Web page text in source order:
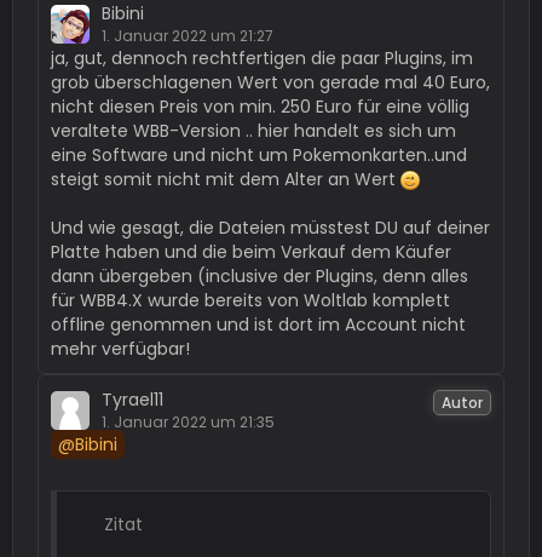
Bibini
1. Januar 2022 um 21:27
ja, gut, dennoch rechtfertigen die paar Plugins, im
grob überschlagenen Wert von gerade mal 40 Euro,
nicht diesen Preis von min. 250 Euro für eine völlig
veraltete WBB-Version .. hier handelt es sich um
eine Software und nicht um Pokemonkarten..und
steigt somit nicht mit dem Alter an Wert
Und wie gesagt, die Dateien müsstest DU auf deiner
Platte haben und die beim Verkauf dem Käufer
dann übergeben (inclusive der Plugins, denn alles
für WBB4.X wurde bereits von Woltlab komplett
offline genommen und ist dort im Account nicht
mehr verfügbar!
Tyrael11
1. Januar 2022 um 21:35
Autor
Bibini
Zitat